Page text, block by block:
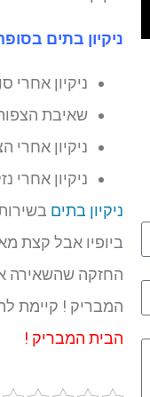
ניקיון בתים
ניקיון אחרי
שאיבת
ניקיון אחרי
ניקיון אחרי
ניקיון בתים
החזקה שהשאירה
המבריק ! קיימת
הבית המבריק !